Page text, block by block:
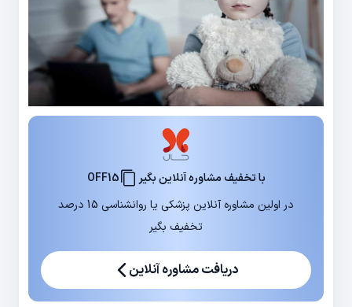
با تخفیف مشاوره آنلاین بگیر
OFF15
در اولین مشاوره آنلاین پزشکی یا روانشناسی 15 درصد
تخفیف بگیر
دریافت مشاوره آنلاین